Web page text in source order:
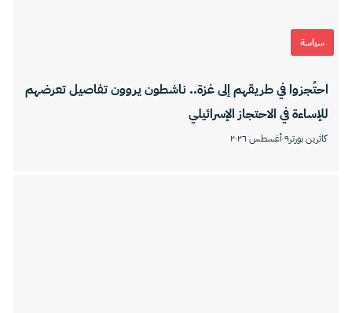
سياسة
احتُجزوا في طريقهم إلى غزة.. ناشطون يروون تفاصيل تعرضهم
للإساءة في الاحتجاز الإسرائيلي
كاثرين بورتر٩ أغسطس ٢٠٢٦